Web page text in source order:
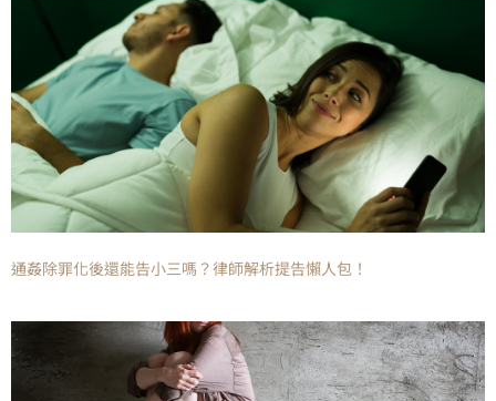
通姦除罪化後還能告小三嗎？律師解析提告懶人包！